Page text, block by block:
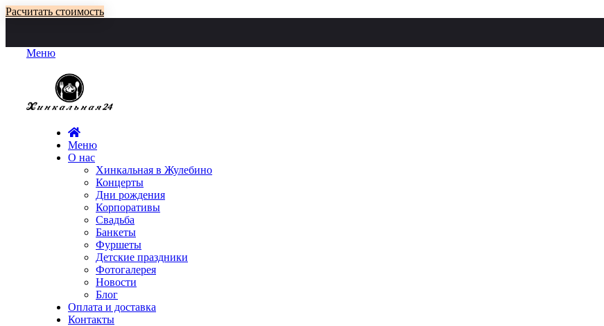
Расчитать стоимость
Меню
Меню
О нас
Хинкальная в Жулебино
Концерты
Дни рождения
Корпоративы
Свадьба
Банкеты
Фуршеты
Детские праздники
Фотогалерея
Новости
Блог
Оплата и доставка
Контакты